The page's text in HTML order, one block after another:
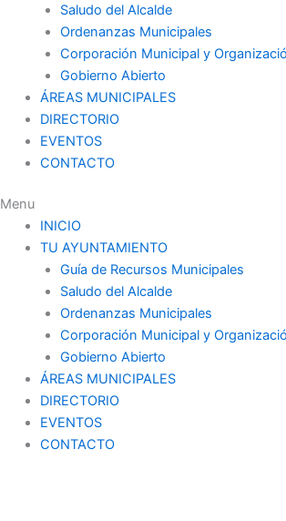
Saludo del Alcalde
Ordenanzas Municipales
Corporación Municipal y
Gobierno Abierto
ÁREAS MUNICIPALES
DIRECTORIO
EVENTOS
CONTACTO
Menu
INICIO
TU AYUNTAMIENTO
Guía de Recursos Municipales
Saludo del Alcalde
Ordenanzas Municipales
Corporación Municipal y
Gobierno Abierto
ÁREAS MUNICIPALES
DIRECTORIO
EVENTOS
CONTACTO